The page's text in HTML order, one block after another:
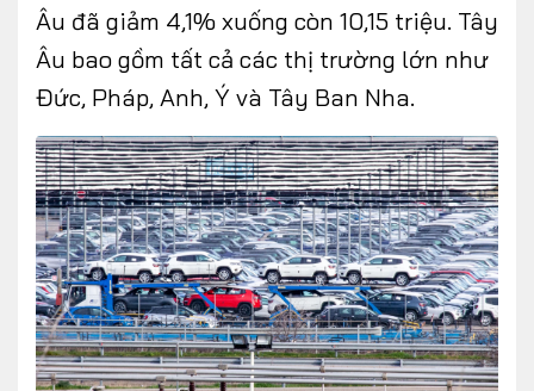
Âu đã giảm 4,1% xuống còn 10,15 triệu. Tây
Âu bao gồm tất cả các thị trường lớn như
Đức, Pháp, Anh, Ý và Tây Ban Nha.